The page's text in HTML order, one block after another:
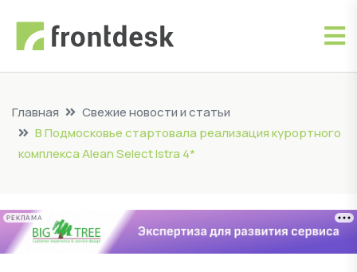
Главная
Свежие новости и статьи
В Подмосковье стартовала реализация курортного
комплекса Alean Select Istra 4*
РЕКЛАМА